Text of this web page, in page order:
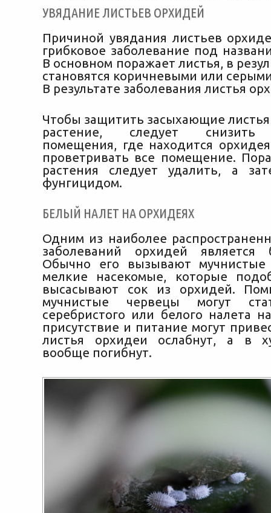
УВЯДАНИЕ ЛИСТЬЕВ ОРХИДЕЙ
Причиной увядания листьев
грибковое заболевание под
В основном поражает листья, в
становятся коричневыми или
В результате заболевания листья
Чтобы защитить засыхающие
растение, следует снизить
помещения, где находится
проветривать все помещение.
растения следует удалить, а
фунгицидом.
БЕЛЫЙ НАЛЕТ НА ОРХИДЕЯХ
Одним из наиболее
заболеваний орхидей является
Обычно его вызывают мучнистые
мелкие насекомые, которые
высасывают сок из орхидей.
мучнистые червецы могут
серебристого или белого налета
присутствие и питание могут
листья орхидеи ослабнут, а в
вообще погибнут.